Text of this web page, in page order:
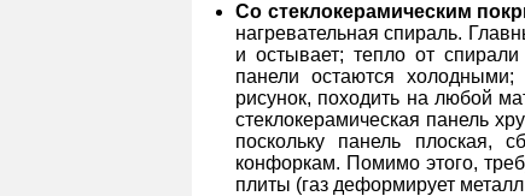
Со стеклокерамическим
нагревательная спираль.
и остывает; тепло от
панели остаются холодными;
рисунок, походить на любой
стеклокерамическая панель
поскольку панель плоская,
конфоркам. Помимо этого,
плиты (газ деформирует